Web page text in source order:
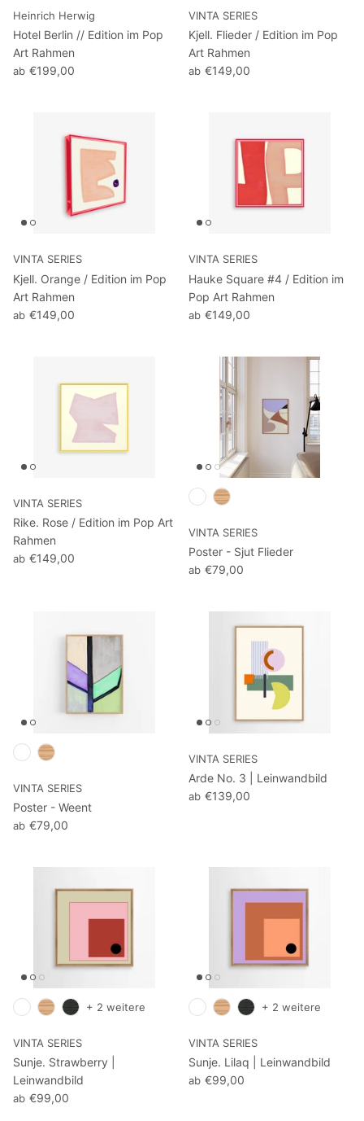
Muppets Show
Marvel
Entenhausen
E.T. der Außerirdische
Rosaroter Panther
Mr. Bean
Marioland
Sponge Bob
Garfield
Die Schlümpfe
1er Helden
Neu
- Star
große Kunst
Tom & Jerry No. 02 | Kleine Helden,
große Kunst No. 191 | Vintage Edition
Heinrich Herwig
Hotel Berlin // Edition im Pop
Art Rahmen
ab €199,00
VINTA SERIES
Kjell. Flieder / Edition im Pop
Art Rahmen
ab €149,00
VINTA SERIES
Kjell. Orange / Edition im Pop
Art Rahmen
ab €149,00
VINTA SERIES
Hauke Square #4 / Edition im
Pop Art Rahmen
ab €149,00
VINTA SERIES
Rike. Rose / Edition im Pop Art
Rahmen
ab €149,00
VINTA SERIES
Poster - Sjut Flieder
ab €79,00
VINTA SERIES
Poster - Weent
ab €79,00
VINTA SERIES
Arde No. 3 | Leinwandbild
ab €139,00
VINTA SERIES
Sunje. Strawberry |
Leinwandbild
ab €99,00
+ 2 weitere
VINTA SERIES
Sunje. Lilaq | Leinwandbild
ab €99,00
+ 2 weitere